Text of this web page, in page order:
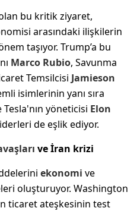
bu kritik ziyaret,
arasındaki ilişkilerin
taşıyor. Trump’a bu
Marco Rubio, Savunma
Temsilcisi Jamieson
isimlerinin yanı sıra
Tesla'nın yöneticisi Elon
de eşlik ediyor.
ve İran krizi
ekonomi ve
oluşturuyor. Washington
ticaret ateşkesinin test